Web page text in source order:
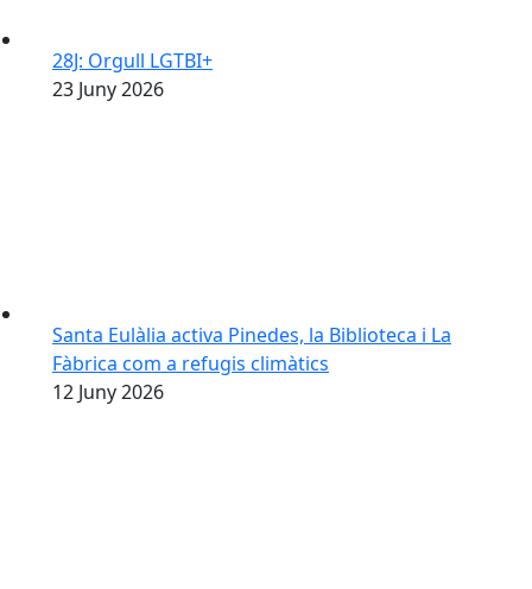
28J: Orgull LGTBI+
Santa Eulàlia activa Pinedes, la Biblioteca i La
Fàbrica com a refugis climàtics
23 Juny2026
12 Juny2026